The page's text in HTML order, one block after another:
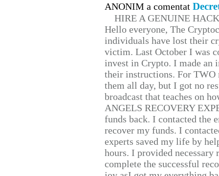
ANONIM a comentat
HIRE A GENUINE
Hello everyone, The
individuals have lost their
victim. Last October I was
invest in Crypto. I made
their instructions. For TWO
them all day, but I got no
broadcast that teaches on
ANGELS RECOVERY
funds back. I contacted the
recover my funds. I
experts saved my life by
hours. I provided
complete the successful